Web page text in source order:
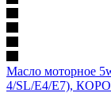
Масло моторное
4/SL/E4/E7),